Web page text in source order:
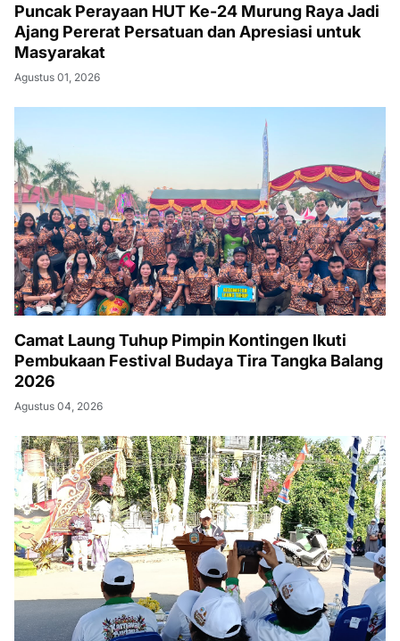
Puncak Perayaan HUT Ke-24 Murung Raya Jadi
Ajang Pererat Persatuan dan Apresiasi untuk
Masyarakat
Agustus 01, 2026
Camat Laung Tuhup Pimpin Kontingen Ikuti
Pembukaan Festival Budaya Tira Tangka Balang
2026
Agustus 04, 2026